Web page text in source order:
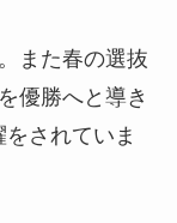
また春の選抜
優勝へと導き
されていま